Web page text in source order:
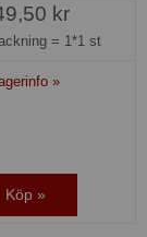
kr
= 1*1 st
»
Köp »